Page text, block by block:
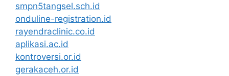
smpn5tangsel.sch.id
onduline-registration.id
rayendraclinic.co.id
aplikasi.ac.id
kontroversi.or.id
gerakaceh.or.id